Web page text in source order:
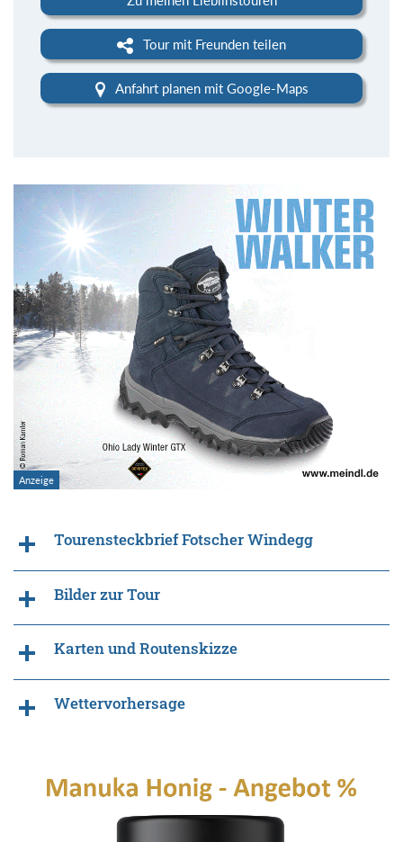
Tour mit Freunden teilen
Anfahrt planen mit Google-Maps
Tourensteckbrief Fotscher Windegg
Bilder zur Tour
Karten und Routenskizze
Wettervorhersage